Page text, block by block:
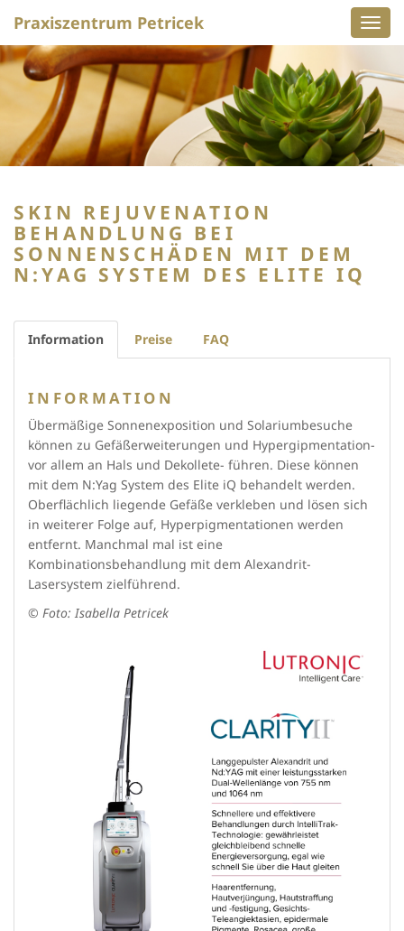
ein-/
Praxiszentrum Petricek
SKIN REJUVENATION
BEHANDLUNG BEI
SONNENSCHÄDEN MIT DEM
N:YAG SYSTEM DES ELITE IQ
Information Preise FAQ
INFORMATION
Übermäßige Sonnenexposition und Solariumbesuche
können zu Gefäßerweiterungen und Hypergipmentation-
vor allem an Hals und Dekollete- führen. Diese können
mit dem N:Yag System des Elite iQ behandelt werden.
Oberflächlich liegende Gefäße verkleben und lösen sich
in weiterer Folge auf, Hyperpigmentationen werden
entfernt. Manchmal mal ist eine
Kombinationsbehandlung mit dem Alexandrit-
Lasersystem zielführend.
© Foto: Isabella Petricek